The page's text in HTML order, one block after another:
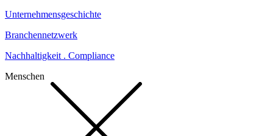
Unternehmensgeschichte
Branchennetzwerk
Nachhaltigkeit . Compliance
Menschen